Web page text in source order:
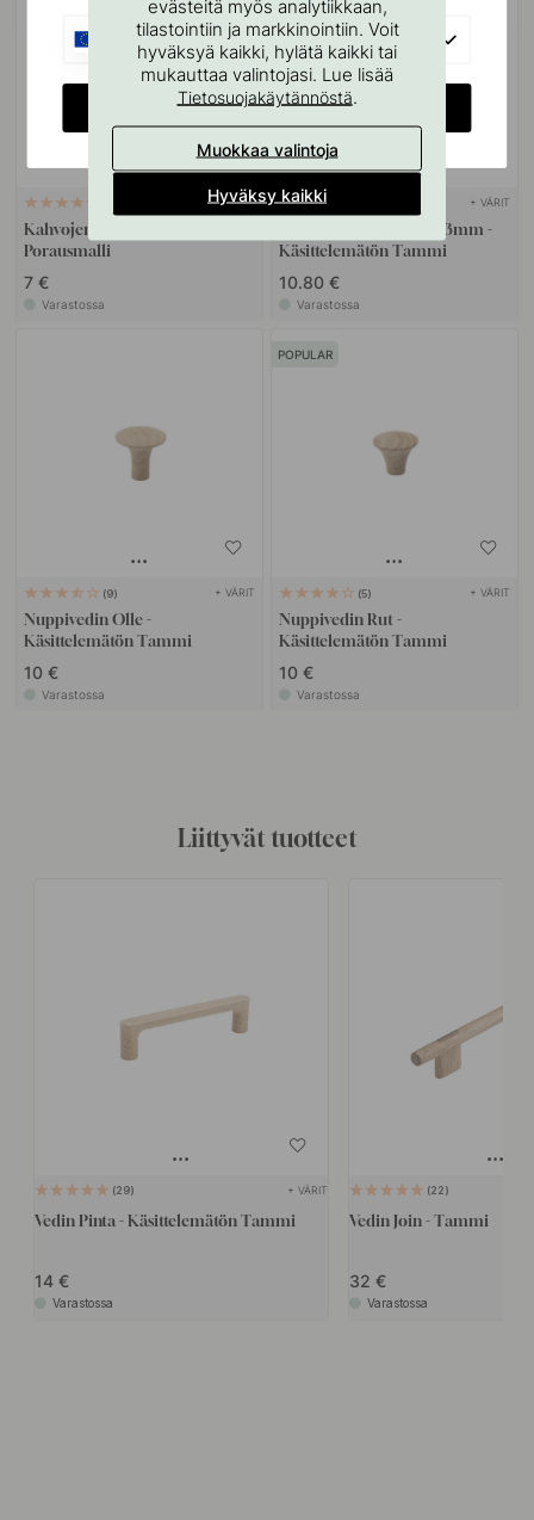
Kahvojen Ja Nuppien
Porausmalli
7 €
Varastossa
+ VÄRIT
Nuppivedin Circum - 33mm -
Käsittelemätön Tammi
10.80 €
Varastossa
9 + VÄRIT
Nuppivedin Olle -
Käsittelemätön Tammi
10 €
Varastossa
POPULAR
5 + VÄRIT
Nuppivedin Rut -
Käsittelemätön Tammi
10 €
Varastossa
Liittyvät tuotteet
29 + VÄRIT
Vedin Pinta - Käsittelemätön Tammi
14
Varastossa
22
Vedin Join - Tammi
32
Varastossa
evästeitä myös analytiikkaan,
tilastointiin ja markkinointiin. Voit
hyväksyä kaikki, hylätä kaikki tai
mukauttaa valintojasi. Lue lisää
Tietosuojakäytännöstä.
Muokkaa valintoja
Hyväksy kaikki
EU
CHANGE COUNTRY